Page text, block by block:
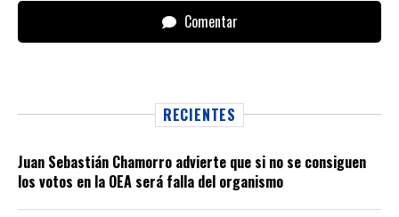
Comentar
RECIENTES
Juan Sebastián Chamorro advierte que si no se consiguen
los votos en la OEA será falla del organismo